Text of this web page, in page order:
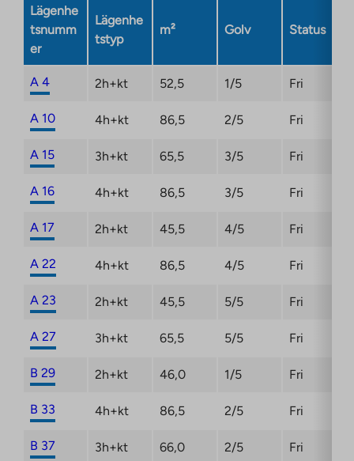
opens
a
new
Lägenhe
tsnumm
er
Lägenhe
tstyp
m² Golv Status
A 4 2h+kt 52,5 1/5 Fri
A 10 4h+kt 86,5 2/5 Fri
A 15 3h+kt 65,5 3/5 Fri
A 16 4h+kt 86,5 3/5 Fri
A 17 2h+kt 45,5 4/5 Fri
A 22 4h+kt 86,5 4/5 Fri
A 23 2h+kt 45,5 5/5 Fri
A 27 3h+kt 65,5 5/5 Fri
B 29 2h+kt 46,0 1/5 Fri
B 33 4h+kt 86,5 2/5 Fri
B 37 3h+kt 66,0 2/5 Fri